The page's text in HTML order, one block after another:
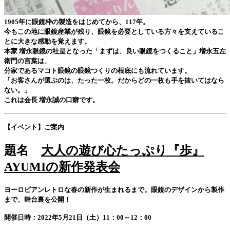
1905年に眼鏡枠の製造をはじめてから、117年。
今もこの地に眼鏡産業が残り、眼鏡を必要としている方々を支えているこ
とに大きな感動を覚えます。
本家 増永眼鏡の社是となった「まずは、良い眼鏡をつくること」増永五左
衛門の言葉は、
分家であるマコト眼鏡の眼鏡つくりの根底にも流れています。
「お客さんが選ぶのは、たった一枚。だからどの一枚も手を抜いてはなら
ない。」
これは会長 増永誠の口癖です。
【イベント】ご案内
題名 大人の遊び心たっぷり『歩』
AYUMIの新作発表会
ヨーロピアンレトロな春の新作が生まれるまで。眼鏡のデザインから製作
まで、舞台裏を公開！
開催日時：2022年5月21日（土）11：00～12：00